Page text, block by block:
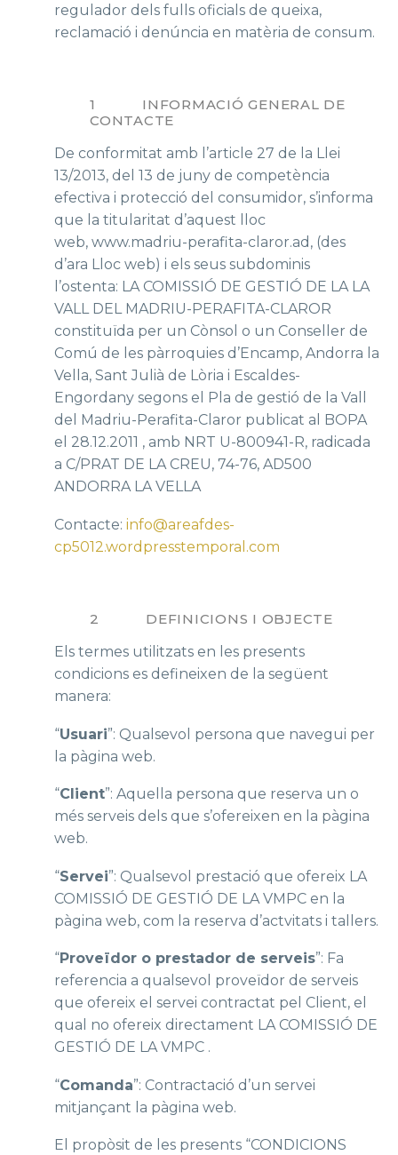
regulador dels fulls oficials de queixa,
reclamació i denúncia en matèria de consum.
1 INFORMACIÓ GENERAL DE
CONTACTE
De conformitat amb l’article 27 de la Llei
13/2013, del 13 de juny de competència
efectiva i protecció del consumidor, s’informa
que la titularitat d’aquest lloc
web, www.madriu-perafita-claror.ad, (des
d’ara Lloc web) i els seus subdominis
l’ostenta: LA COMISSIÓ DE GESTIÓ DE LA LA
VALL DEL MADRIU-PERAFITA-CLAROR
constituïda per un Cònsol o un Conseller de
Comú de les pàrroquies d’Encamp, Andorra la
Vella, Sant Julià de Lòria i Escaldes-
Engordany segons el Pla de gestió de la Vall
del Madriu-Perafita-Claror publicat al BOPA
el 28.12.2011 , amb NRT U-800941-R, radicada
a C/PRAT DE LA CREU, 74-76, AD500
ANDORRA LA VELLA
Contacte: info@areafdes-
cp5012.wordpresstemporal.com
2 DEFINICIONS I OBJECTE
Els termes utilitzats en les presents
condicions es defineixen de la següent
manera:
“Usuari”: Qualsevol persona que navegui per
la pàgina web.
“Client”: Aquella persona que reserva un o
més serveis dels que s’ofereixen en la pàgina
web.
“Servei”: Qualsevol prestació que ofereix LA
COMISSIÓ DE GESTIÓ DE LA VMPC en la
pàgina web, com la reserva d’actvitats i tallers.
“Proveïdor o prestador de serveis”: Fa
referencia a qualsevol proveïdor de serveis
que ofereix el servei contractat pel Client, el
qual no ofereix directament LA COMISSIÓ DE
GESTIÓ DE LA VMPC .
“Comanda”: Contractació d’un servei
mitjançant la pàgina web.
El propòsit de les presents “CONDICIONS